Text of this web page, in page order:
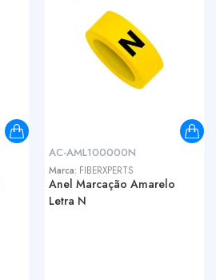
AC-AML100000N
Marca: FIBERXPERTS
Anel Marcação Amarelo
Letra N